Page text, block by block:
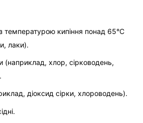
температурою кипіння понад 65°C
лаки).
(наприклад, хлор, сірководень,
діоксид сірки, хлороводень).